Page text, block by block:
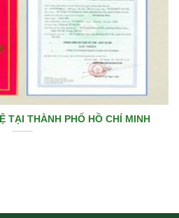
TẠI THÀNH PHỐ HỒ CHÍ MINH